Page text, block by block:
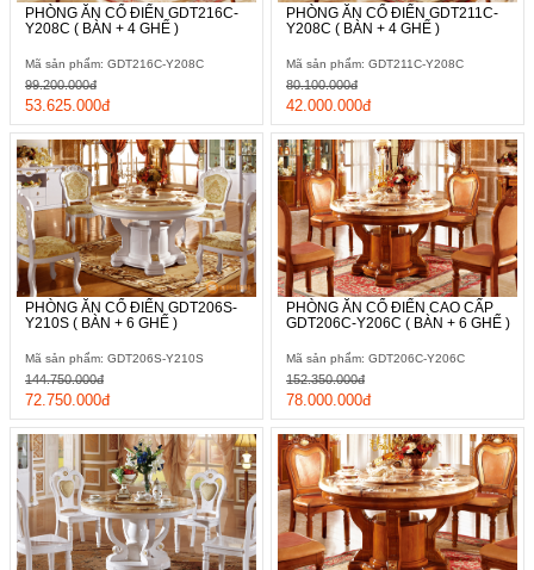
PHÒNG ĂN CỔ ĐIỂN GDT216C-
Y208C ( BÀN + 4 GHẾ )
Mã sản phẩm: GDT216C-Y208C
53.625.000đ
99.200.000đ
PHÒNG ĂN CỔ ĐIỂN GDT211C-
Y208C ( BÀN + 4 GHẾ )
Mã sản phẩm: GDT211C-Y208C
42.000.000đ
80.100.000đ
PHÒNG ĂN CỔ ĐIỂN GDT206S-
Y210S ( BÀN + 6 GHẾ )
Mã sản phẩm: GDT206S-Y210S
72.750.000đ
144.750.000đ
PHÒNG ĂN CỔ ĐIỂN CAO CẤP
GDT206C-Y206C ( BÀN + 6 GHẾ )
Mã sản phẩm: GDT206C-Y206C
78.000.000đ
152.350.000đ